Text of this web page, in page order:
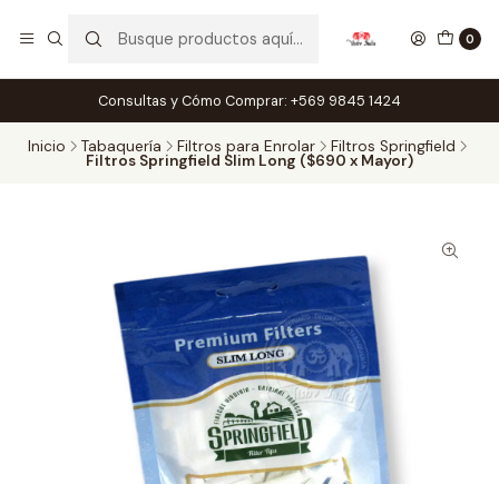
0
Consultas y Cómo Comprar: +569 9845 1424
Inicio Tabaquería Filtros para Enrolar Filtros Springfield
Filtros Springfield Slim Long ($690 x Mayor)